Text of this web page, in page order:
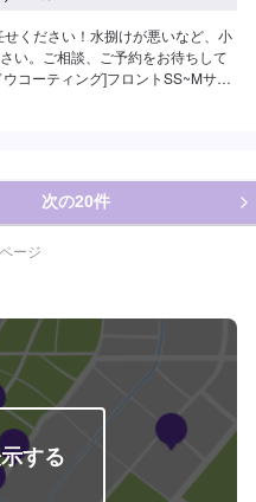
ください！水捌けが悪いなど、小
い。ご相談、ご予約をお待ちして
コーティング]フロントSS~Mサイ
次の20件
ページ
する